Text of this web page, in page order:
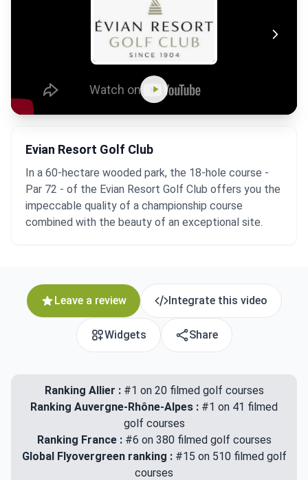
Evian Resort Golf Club
In a 60-hectare wooded park, the 18-hole course -
Par 72 - of the Evian Resort Golf Club offers you the
impeccable quality of a championship course
combined with the beauty of an exceptional site.
Leave a review Integrate this video
Widgets Share
Ranking Allier :#1 on 20 filmed golf courses
Ranking Auvergne-Rhône-Alpes : #1 on 41 filmed
golf courses
Ranking France : #6 on 380 filmed golf courses
Global Flyovergreen ranking : #15 on 510 filmed golf
courses